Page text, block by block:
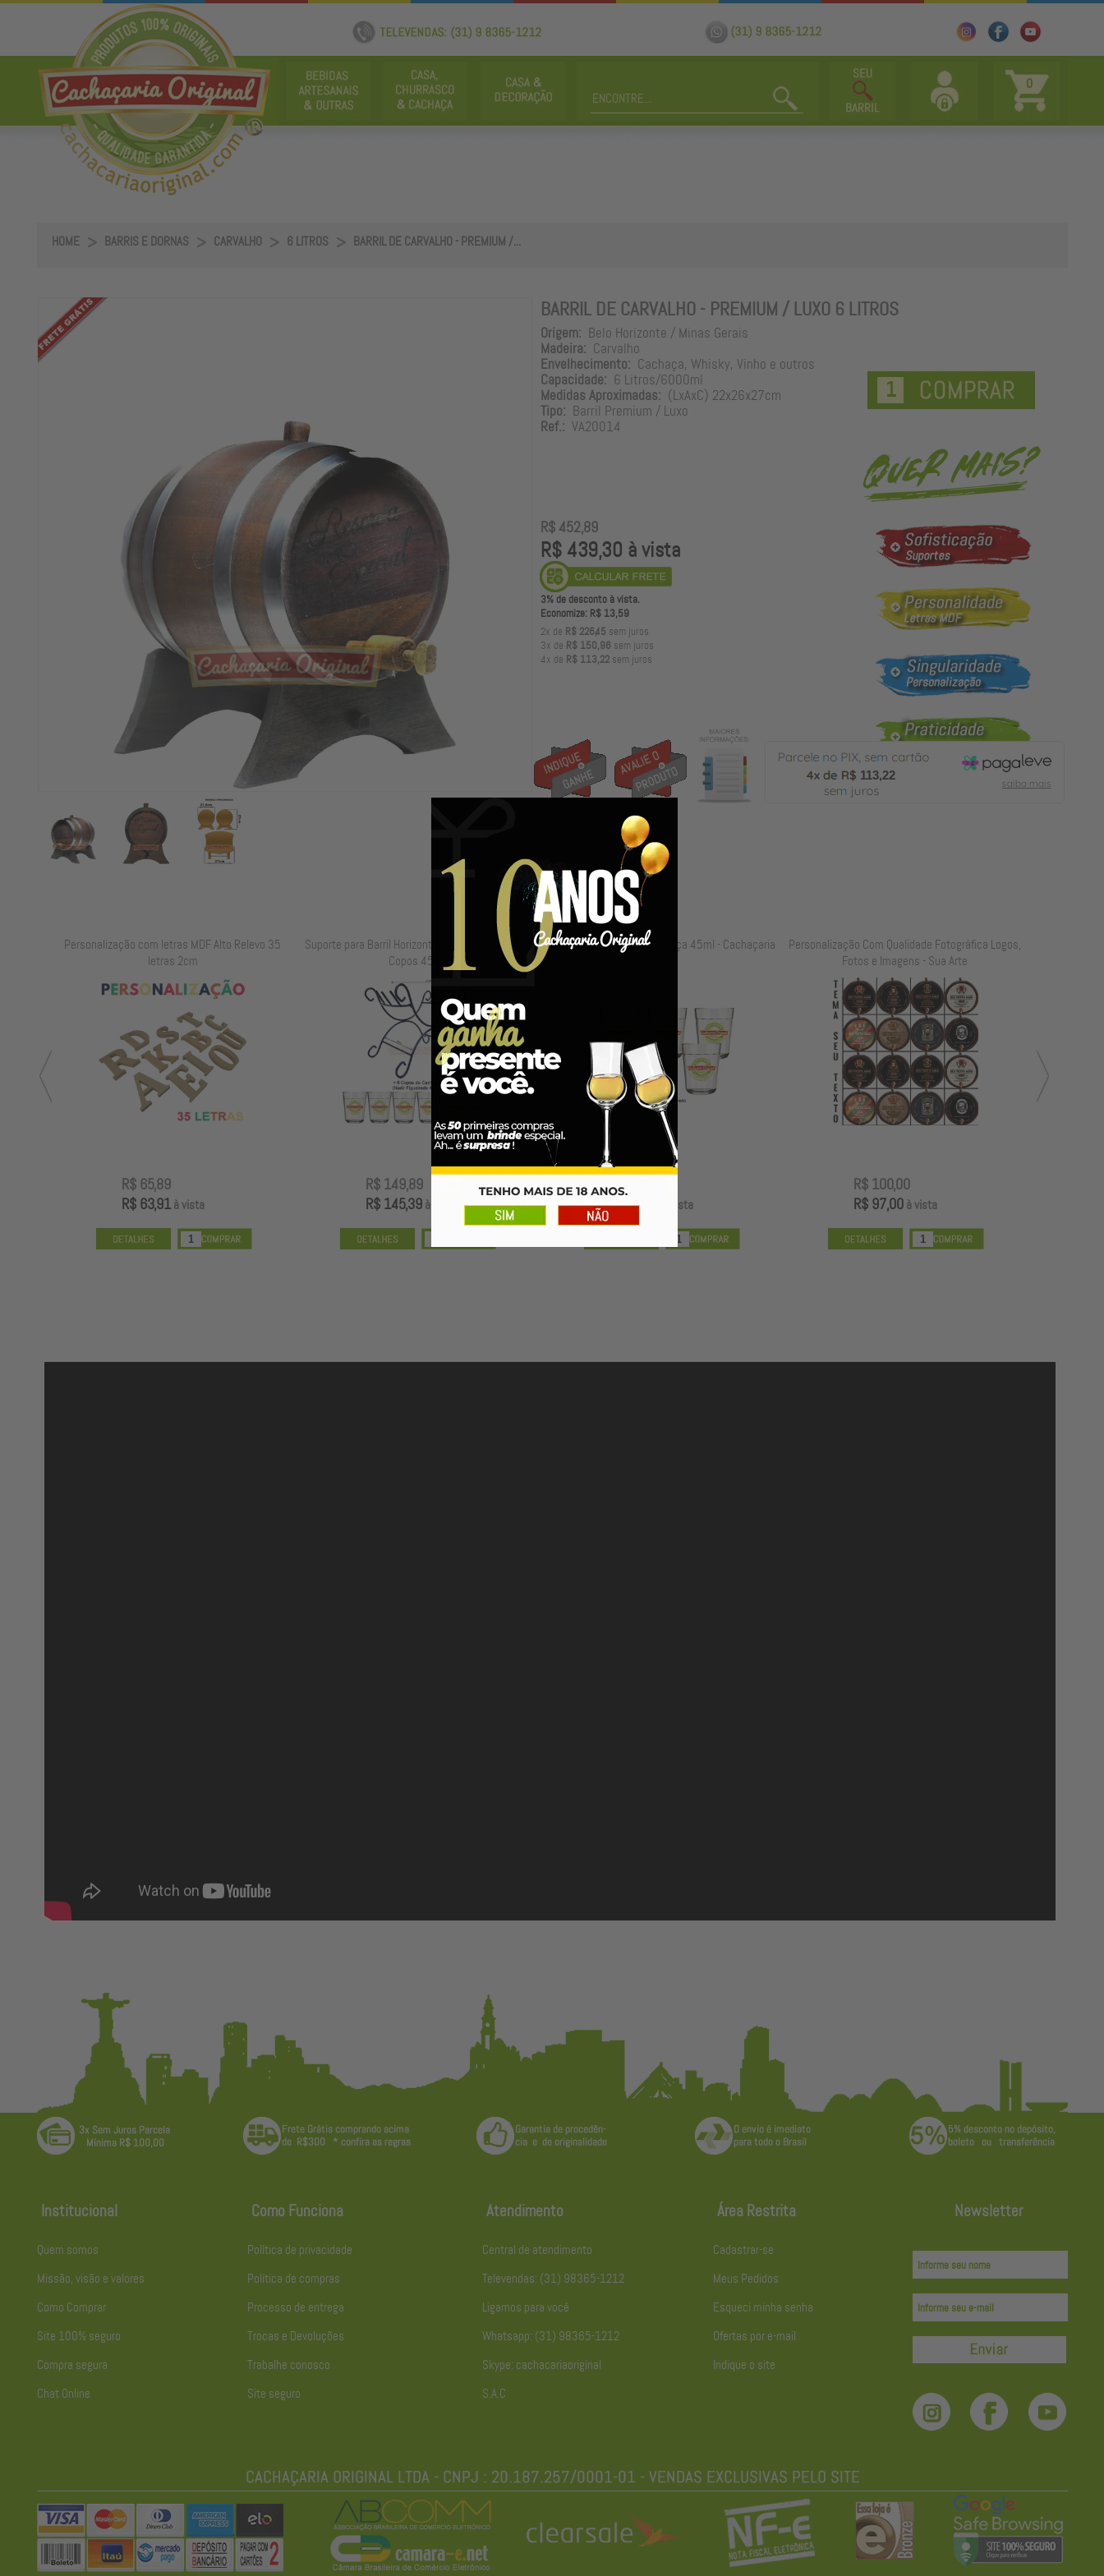
0
HOME BARRIS E DORNAS CARVALHO 6 LITROS BARRIL DE CARVALHO - PREMIUM /...
BARRIL DE CARVALHO - PREMIUM / LUXO 6 LITROS
Origem: Belo Horizonte / Minas Gerais
Madeira: Carvalho
Envelhecimento: Cachaça, Whisky, Vinho e outros
Capacidade: 6 Litros/6000ml
Medidas Aproximadas: (LxAxC) 22x26x27cm
Tipo: Barril Premium / Luxo
Ref.: VA20014
R$ 452,89
R$ 439,30 à vista
3% de desconto à vista.
Economize: R$ 13,59
2x de R$ 226,45 sem juros
3x de R$ 150,96 sem juros
4x de R$ 113,22 sem juros
113,22
Personalização com letras MDF Alto Relevo 35
letras 2cm
R$ 65,89
R$ 63,91à vista
Suporte para Barril Horizontal de 5 a 6 Litros + 6
Copos 45ml
R$ 149,89
R$ 145,39à vista
Kit com 10 Copos de Cachaça 45ml - Cachaçaria
R$ 99,00
R$ 96,03
à vista
Personalização Com Qualidade Fotográfica Logos,
Fotos e Imagens - Sua Arte
R$ 100,00
R$ 97,00à vista
Institucional
Quem somos
Missão, visão e valores
Como Comprar
Site 100% seguro
Compra segura
Chat Online
Como Funciona
Política de privacidade
Política de compras
Processo de entrega
Trocas e Devoluções
Trabalhe conosco
Site seguro
Atendimento
Central de atendimento
Televendas: (31) 98365-1212
Ligamos para você
Whatsapp: (31) 98365-1212
Skype: cachacariaoriginal
S.A.C
Área Restrita
Cadastrar-se
Meus Pedidos
Esqueci minha senha
Ofertas por e-mail
Indique o site
Newsletter